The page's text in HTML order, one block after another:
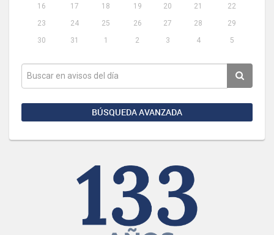
16
17 18 19 20 21
22
23
24 25 26 27 28
29
30
31 1 2 3 4 5
BÚSQUEDA AVANZADA